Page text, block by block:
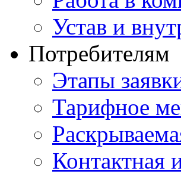
Устав и
Потребителям
Этапы
Тарифное
Контактная